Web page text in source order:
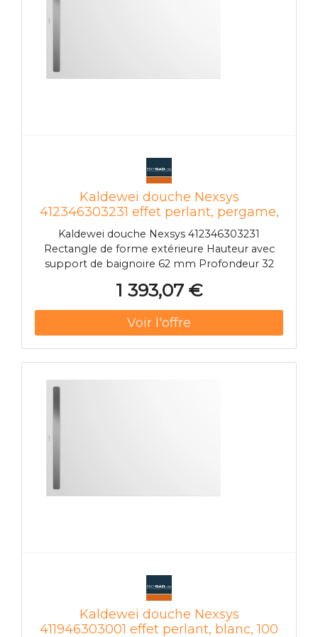
Kaldewei douche Nexsys
412346303231 effet perlant, pergame,
90 x 140 x 2,6 cm, au Kaldewei Nexsys
sol
Kaldewei douche Nexsys 412346303231
Rectangle de forme extérieure Hauteur avec
support de baignoire 62 mm Profondeur 32
de vidange à l'extérieur Niveau du sol Hauteur
avec vidage modèle KA 4121 min.122 mm /
max.192 mm Hauteur avec vidage modèle KA
4122 ultra-plat: 102 mm Poids 29 kg blanc alpin
Surface certifiée: résistante aux rayures et aux
à la chaleur Résistant aux UV durable
hygiénique Cosse de mise à la terre pour
1 393,07 €
Kaldewei douche Nexsys
411946303001 effet perlant, blanc, 100